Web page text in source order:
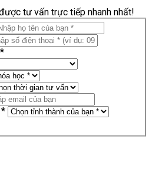
tư vấn trực tiếp nhanh nhất!
*